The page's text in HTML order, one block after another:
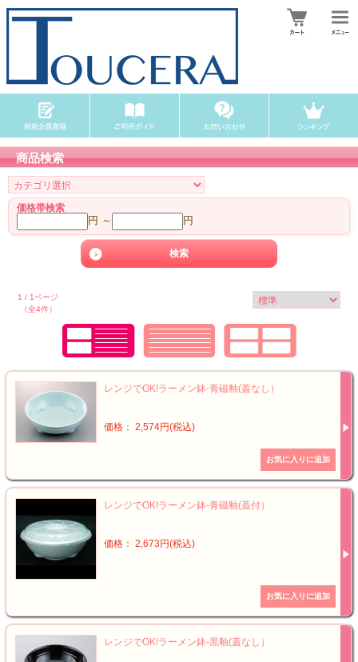
商品検索
価格帯検索
円 ～ 円
1 / 1ページ
（全4件）
レンジでOK!ラーメン鉢-青磁釉(蓋なし）
価格： 2,574円(税込)
レンジでOK!ラーメン鉢-青磁釉(蓋付）
価格： 2,673円(税込)
レンジでOK!ラーメン鉢-黒釉(蓋なし）